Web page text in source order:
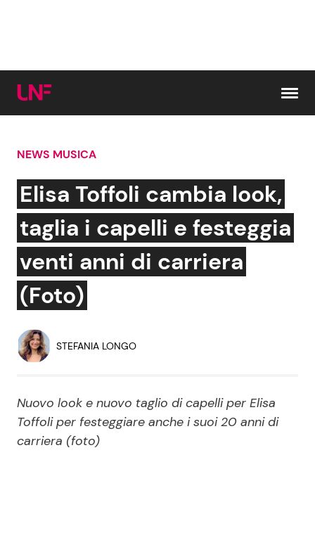
Cerca:
News e Cronaca
Attualità Italiana
Dal Mondo
Economia
Persone Scomparse
Politica
Gossip e TV
Bellezze VIP
Reality e Talent
NEWS MUSICA
Elisa Toffoli cambia look,
taglia i capelli e festeggia
venti anni di carriera
(Foto)
STEFANIA LONGO
Nuovo look e nuovo taglio di capelli per Elisa
Toffoli per festeggiare anche i suoi 20 anni di
carriera (foto)